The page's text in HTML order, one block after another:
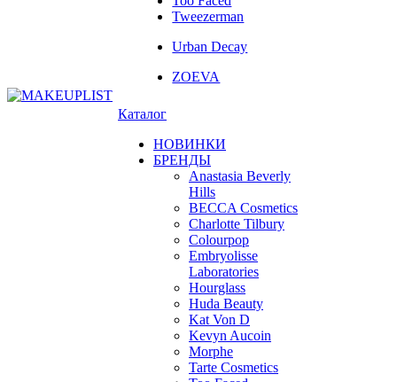
Tweezerman
Urban Decay
ZOEVA
Каталог
НОВИНКИ
БРЕНДЫ
Anastasia Beverly
Hills
BECCA Cosmetics
Charlotte Tilbury
Colourpop
Embryolisse
Laboratories
Hourglass
Huda Beauty
Kat Von D
Kevyn Aucoin
Morphe
Tarte Cosmetics